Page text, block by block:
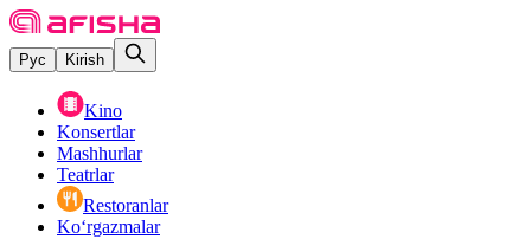
Рус Kirish
Kino
Konsertlar
Mashhurlar
Teatrlar
Restoranlar
Ko‘rgazmalar